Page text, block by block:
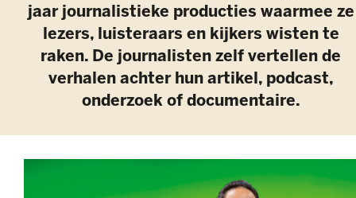
jaar journalistieke producties waarmee ze
lezers, luisteraars en kijkers wisten te
raken. De journalisten zelf vertellen de
verhalen achter hun artikel, podcast,
onderzoek of documentaire.